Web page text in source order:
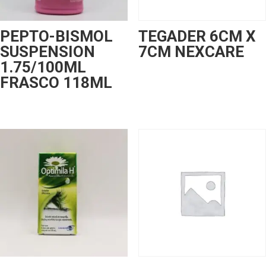
PEPTO-BISMOL
SUSPENSION
1.75/100ML
FRASCO 118ML
TEGADER 6CM X
7CM NEXCARE